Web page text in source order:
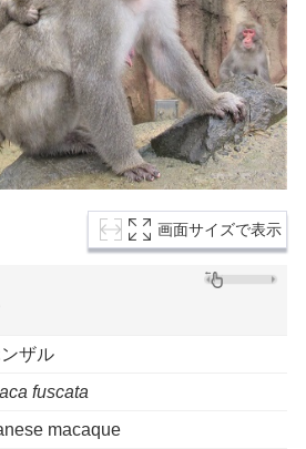
画面サイズで表示
ザル
fuscata
macaque